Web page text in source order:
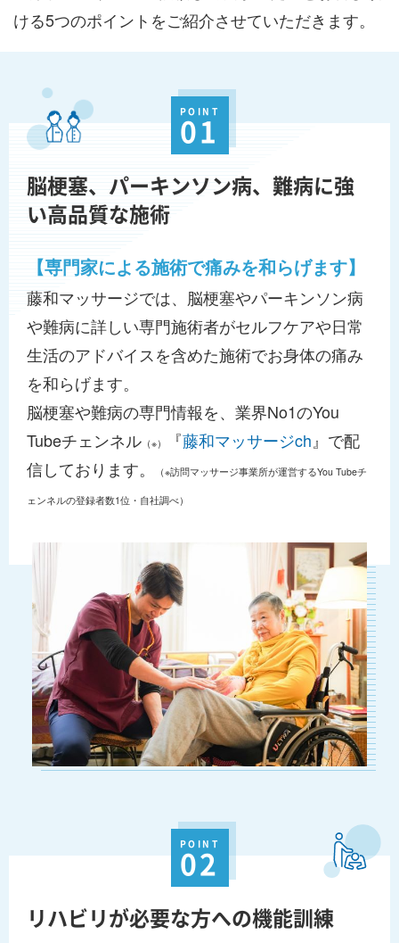
ける5つのポイントをご紹介させていただきます。
POINT
01
脳梗塞、パーキンソン病、難病に強
い高品質な施術
【専門家による施術で痛みを和らげます】
藤和マッサージでは、脳梗塞やパーキンソン病
や難病に詳しい専門施術者がセルフケアや日常
生活のアドバイスを含めた施術でお身体の痛み
を和らげます。
脳梗塞や難病の専門情報を、業界No1のYou
Tubeチェンネル （※） 『藤和マッサージch 』で配
信しております。
（※訪問マッサージ事業所が運営するYou Tubeチ
ェンネルの登録者数1位・自社調べ）
POINT
02
リハビリが必要な方への機能訓練